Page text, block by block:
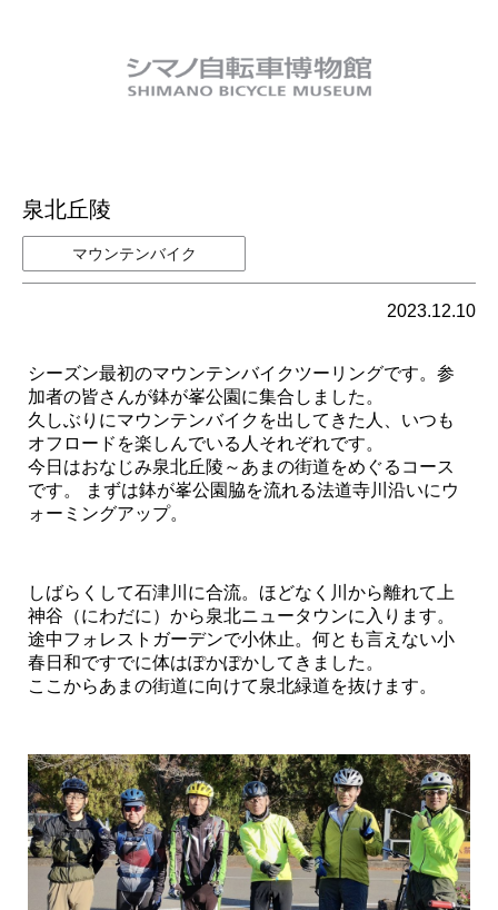
泉北丘陵
マウンテンバイク
2023.12.10
シーズン最初のマウンテンバイクツーリングです。参
加者の皆さんが鉢が峯公園に集合しました。
久しぶりにマウンテンバイクを出してきた人、いつも
オフロードを楽しんでいる人それぞれです。
今日はおなじみ泉北丘陵～あまの街道をめぐるコース
です。 まずは鉢が峯公園脇を流れる法道寺川沿いにウ
ォーミングアップ。
しばらくして石津川に合流。ほどなく川から離れて上
神谷（にわだに）から泉北ニュータウンに入ります。
途中フォレストガーデンで小休止。何とも言えない小
春日和ですでに体はぽかぽかしてきました。
ここからあまの街道に向けて泉北緑道を抜けます。